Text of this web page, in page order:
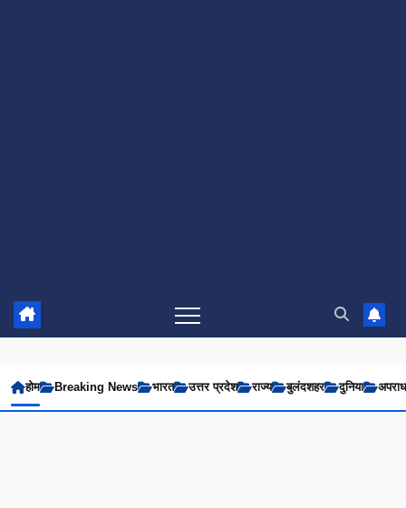
होम Breaking News भारत उत्तर प्रदेश राज्य बुलंदशहर दुनिया अपराध